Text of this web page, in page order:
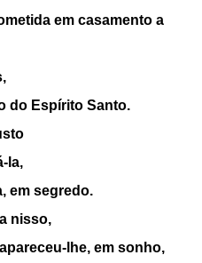
em casamento a
do Espírito Santo.
la,
em segredo.
nisso,
lhe, em sonho,